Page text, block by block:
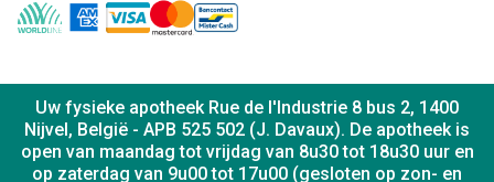
Uw fysieke apotheek Rue de l'Industrie 8 bus 2, 1400
Nijvel, België - APB 525 502 (J. Davaux). De apotheek is
open van maandag tot vrijdag van 8u30 tot 18u30 uur en
op zaterdag van 9u00 tot 17u00 (gesloten op zon- en